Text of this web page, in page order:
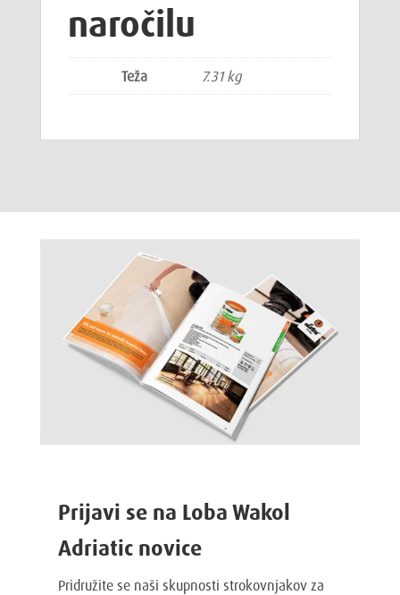
naročilu
Teža 7.31 kg
Prijavi se na Loba Wakol
Adriatic novice
Pridružite se naši skupnosti strokovnjakov za